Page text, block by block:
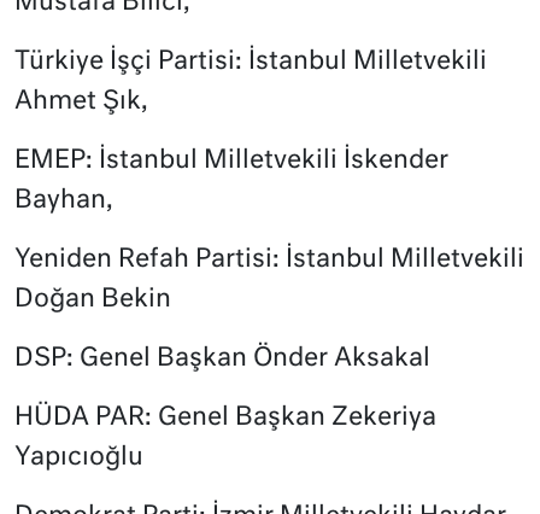
Türkiye İşçi Partisi: İstanbul Milletvekili
Ahmet Şık,
EMEP: İstanbul Milletvekili İskender
Bayhan,
Yeniden Refah Partisi: İstanbul Milletvekili
Doğan Bekin
DSP: Genel Başkan Önder Aksakal
HÜDA PAR: Genel Başkan Zekeriya
Yapıcıoğlu